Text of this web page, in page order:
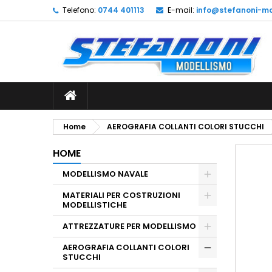
Telefono: 0744 401113 E-mail: info@stefanoni-
Home AEROGRAFIA COLLANTI COLORI STUCCHI
HOME
MODELLISMO NAVALE
MATERIALI PER COSTRUZIONI
MODELLISTICHE
ATTREZZATURE PER MODELLISMO
AEROGRAFIA COLLANTI COLORI
STUCCHI